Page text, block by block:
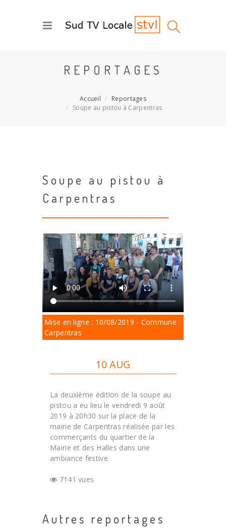
REPORTAGES
Accueil
Reportages
Soupe au pistou à Carpentras
Soupe au pistou à
Carpentras
Mise en ligne : 10/08/2019 - Commune :
Carpentras
10 AUG
La deuxième édition de la soupe au
pistou a eu lieu le vendredi 9 août
2019 à 20h30 sur la place de la
mairie de Carpentras réalisée par les
commerçants du quartier de la
Mairie et des Halles dans une
ambiance festive.
7141 vues
Autres reportages